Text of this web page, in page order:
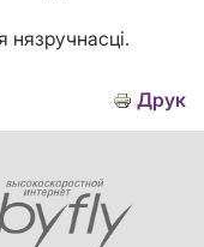
Друк